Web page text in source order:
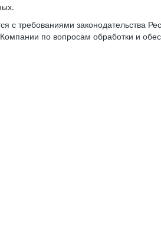
требованиями законодательства
по вопросам обработки и